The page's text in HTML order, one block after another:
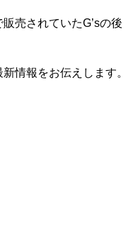
売されていたG’sの後
情報をお伝えします。